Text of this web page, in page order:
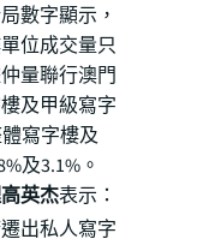
數字顯示，
位成交量只
量聯行澳門
及甲級寫字
寫字樓及
及3.1%。
英杰表示：
出私人寫字